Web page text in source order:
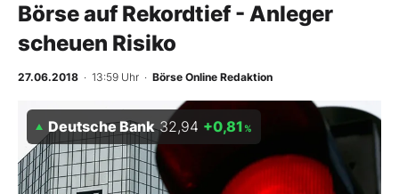
Abo & Shop
Experten
Mein B:O
Börse auf Rekordtief - Anleger
scheuen Risiko
27.06.2018 · 13:59 Uhr · Börse Online Redaktion
Deutsche Bank 32,94 +0,81 %